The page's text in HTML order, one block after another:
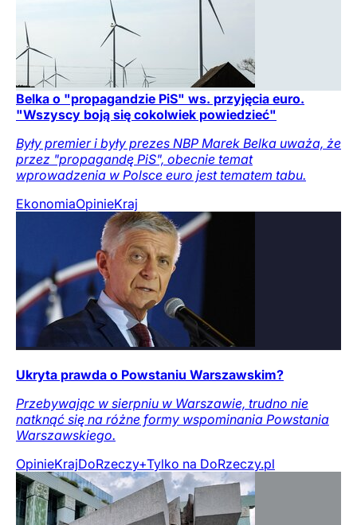
Belka o "propagandzie PiS" ws. przyjęcia euro.
"Wszyscy boją się cokolwiek powiedzieć"
Były premier i były prezes NBP Marek Belka uważa, że
przez "propagandę PiS", obecnie temat
wprowadzenia w Polsce euro jest tematem tabu.
EkonomiaOpinieKraj
Ukryta prawda o Powstaniu Warszawskim?
Przebywając w sierpniu w Warszawie, trudno nie
natknąć się na różne formy wspominania Powstania
Warszawskiego.
OpinieKrajDoRzeczy+Tylko na DoRzeczy.pl